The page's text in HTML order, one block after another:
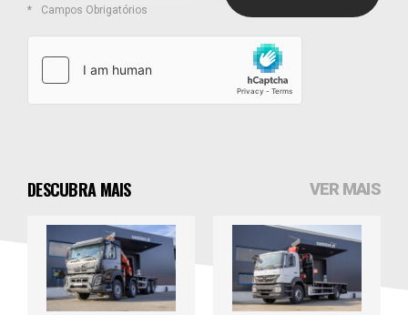
Campos Obrigatórios
DESCUBRA MAIS VER MAIS